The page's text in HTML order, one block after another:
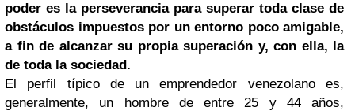
poder es la perseverancia para superar toda clase de
obstáculos impuestos por un entorno poco amigable,
a fin de alcanzar su propia superación y, con ella, la
de toda la sociedad.
El perfil típico de un emprendedor venezolano es,
generalmente, un hombre de entre 25 y 44 años,